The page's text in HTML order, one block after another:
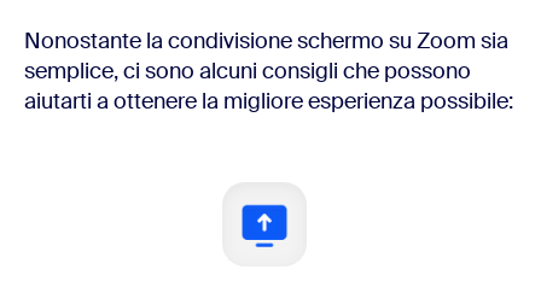
Nonostante la condivisione schermo su Zoom sia
semplice, ci sono alcuni consigli che possono
aiutarti a ottenere la migliore esperienza possibile: